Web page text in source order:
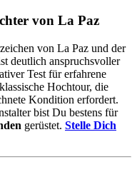
von La Paz
von La Paz und der
deutlich anspruchsvoller
Test für erfahrene
Hochtour, die
Kondition erfordert.
bist Du bestens für
gerüstet. Stelle Dich